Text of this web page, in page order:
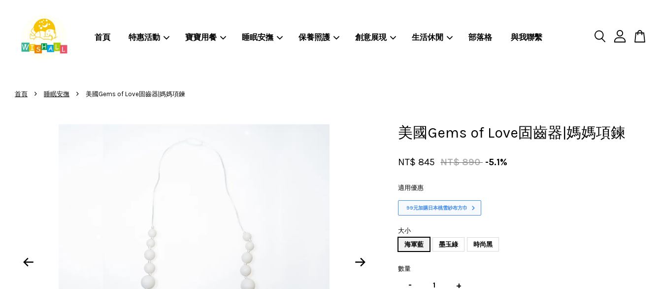
首頁 特惠活動 寶寶用餐 睡眠安撫 保養照護 創意展現 生活休閒 部落格 與我聯繫
首頁 › 睡眠安撫 › 美國Gems of Love固齒器|媽媽項鍊
美國Gems of Love固齒器|媽媽項鍊
NT$ 845 NT$ 890 -5.1%
適用優惠
99元加購日本桃雪紗布方巾
大小
海軍藍
墨玉綠 時尚黑
數量
- +